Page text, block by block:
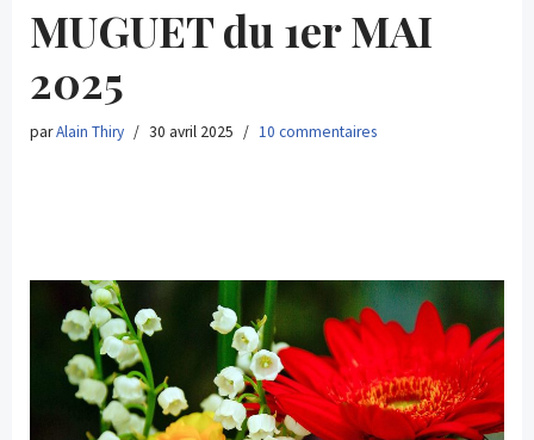
MUGUET du 1er MAI
2025
parAlain Thiry 30 avril 2025 10 commentaires